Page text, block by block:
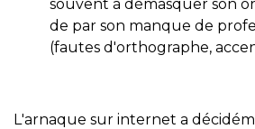
souvent à démasquer son
de par son manque de
(fautes d'orthographe,
L'arnaque sur internet a